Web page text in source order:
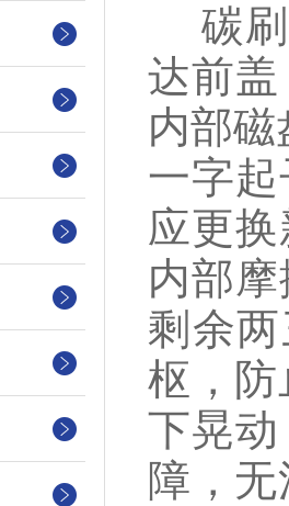
碳刷
达前
内部
一字
应更
内部
剩余
枢，
下晃
障，